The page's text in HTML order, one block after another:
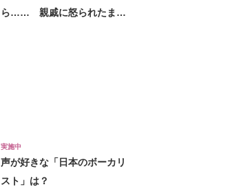
ら…… 親戚に怒られたまさ
実施中
声が好きな「日本のボーカリ
スト」は？